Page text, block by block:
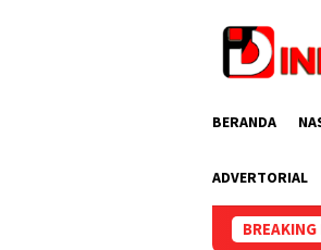
BERANDA
ADVERTORIAL
BREAKING
Sambut Aspirasi Santun Gabungan